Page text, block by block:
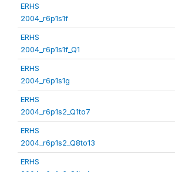
ERHS
2004_r6p1s1f
ERHS
2004_r6p1s1f_Q1
ERHS
2004_r6p1s1g
ERHS
2004_r6p1s2_Q1to7
ERHS
2004_r6p1s2_Q8to13
ERHS